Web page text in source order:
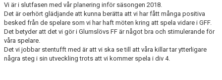
Vi är i slutfasen med vår planering inför säsongen 2018.
Det är oerhört glädjande att kunna berätta att vi har fått många positiva
besked från de spelare som vi har haft möten kring att spela vidare i GFF.
Det betyder att det vi gör i Glumslövs FF är något bra och stimulerande för
våra spelare.
Det vi jobbar stentufft med är att vi ska se till att våra killar tar ytterligare
några steg i sin utveckling trots att vi kommer spela i div 4.